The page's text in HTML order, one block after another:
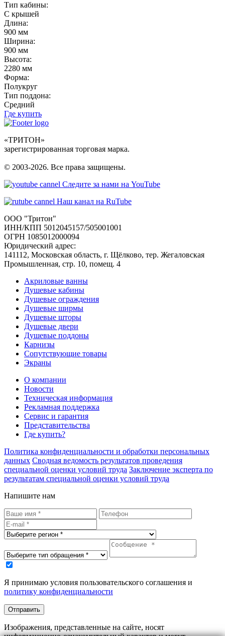
Тип кабины:
С крышей
Длина:
900 мм
Ширина:
900 мм
Высота:
2280 мм
Форма:
Полукруг
Тип поддона:
Средний
Где купить
«ТРИТОН»
зарегистрированная торговая марка.
© 2003-2026. Все права защищены.
Следите за нами на YouTube
Наш канал на RuTube
ООО "Тритон"
ИНН/КПП 5012045157/505001001
ОГРН 1085012000094
Юридический адрес:
141112, Московская область, г. Щёлково, тер. Жегаловская
Промышленная, стр. 10, помещ. 4
Акриловые ванны
Душевые кабины
Душевые ограждения
Душевые ширмы
Душевые шторы
Душевые двери
Душевые поддоны
Карнизы
Сопутствующие товары
Экраны
О компании
Новости
Техническая информация
Рекламная поддержка
Сервис и гарантия
Представительства
Где купить?
Политика конфиденциальности и обработки персональных
данных Сводная ведомость результатов проведения
специальной оценки условий труда Заключение эксперта по
результатам специальной оценки условий труда
Напишите нам
Я принимаю условия пользовательского соглашения и
политику конфиденциальности
Отправить
Изображения, представленные на сайте, носят